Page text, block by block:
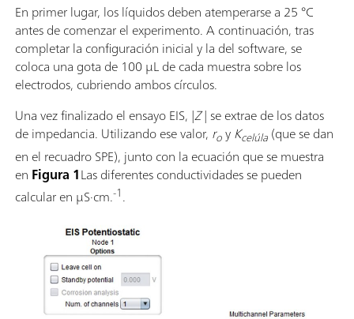
En primer lugar, los líquidos deben atemperarse a 25 °C
antes de comenzar el experimento. A continuación, tras
completar la configuración inicial y la del software, se
coloca una gota de 100 µL de cada muestra sobre los
electrodos, cubriendo ambos círculos.
Una vez finalizado el ensayo EIS, |Z|se extrae de los datos
de impedancia. Utilizando ese valor, royKcelúla (que se dan
en el recuadro SPE), junto con la ecuación que se muestra
en Figura 1Las diferentes conductividades se pueden
calcular en µS·cm.-1.